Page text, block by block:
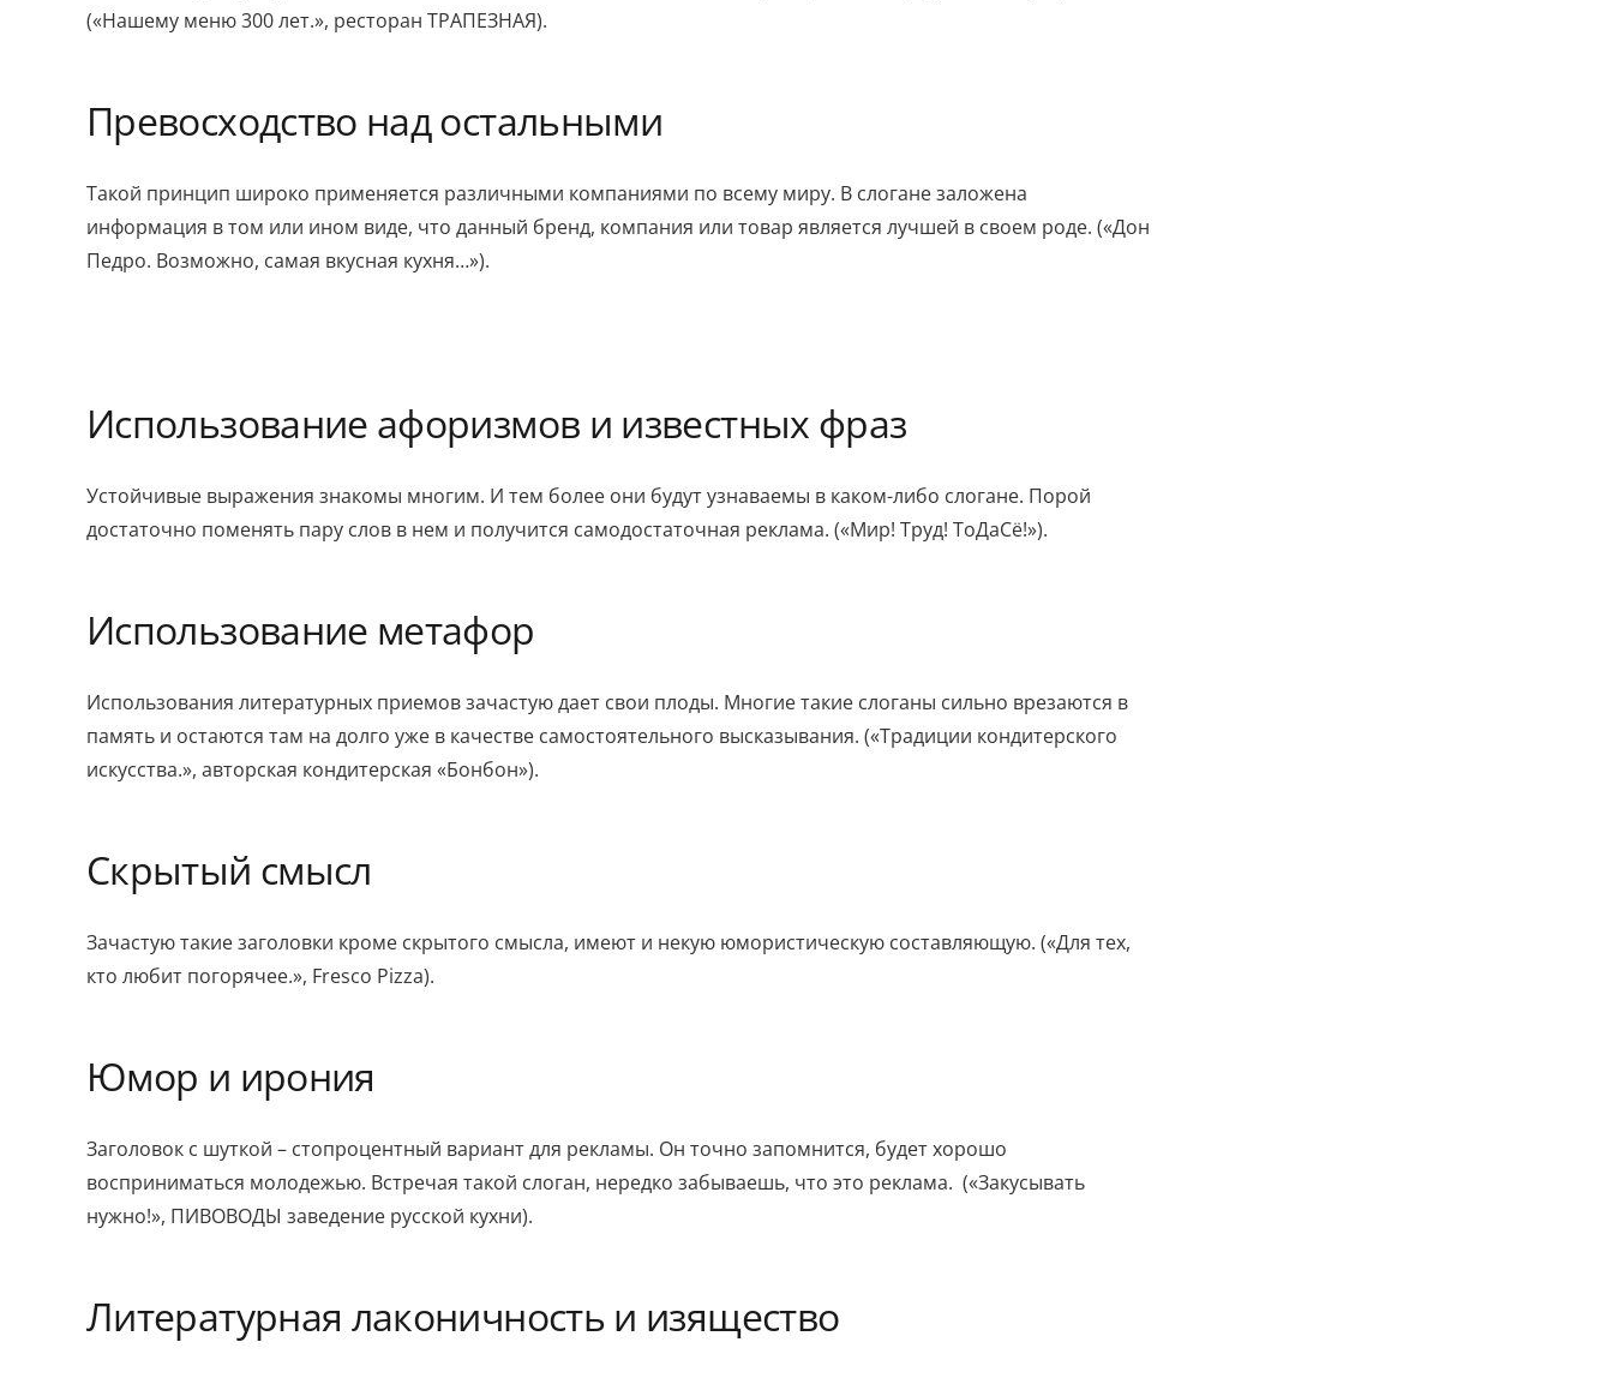
(«Нашему меню 300 лет.», ресторан ТРАПЕЗНАЯ).
Превосходство над остальными
Такой принцип широко применяется различными компаниями по всему миру. В слогане заложена
информация в том или ином виде, что данный бренд, компания или товар является лучшей в своем роде. («Дон
Педро. Возможно, самая вкусная кухня…»).
Использование афоризмов и известных фраз
Устойчивые выражения знакомы многим. И тем более они будут узнаваемы в каком-либо слогане. Порой
достаточно поменять пару слов в нем и получится самодостаточная реклама. («Мир! Труд! ТоДаСё!»).
Использование метафор
Использования литературных приемов зачастую дает свои плоды. Многие такие слоганы сильно врезаются в
память и остаются там на долго уже в качестве самостоятельного высказывания. («Традиции кондитерского
искусства.», авторская кондитерская «Бонбон»).
Скрытый смысл
Зачастую такие заголовки кроме скрытого смысла, имеют и некую юмористическую составляющую. («Для тех,
кто любит погорячее.», Fresco Pizza).
Юмор и ирония
Заголовок с шуткой – стопроцентный вариант для рекламы. Он точно запомнится, будет хорошо
восприниматься молодежью. Встречая такой слоган, нередко забываешь, что это реклама. («Закусывать
нужно!», ПИВОВОДЫ заведение русской кухни).
Литературная лаконичность и изящество